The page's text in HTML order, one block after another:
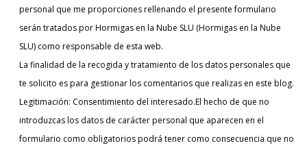
personal que me proporciones rellenando el presente formulario
serán tratados por Hormigas en la Nube SLU (Hormigas en la Nube
SLU) como responsable de esta web.
La finalidad de la recogida y tratamiento de los datos personales que
te solicito es para gestionar los comentarios que realizas en este blog.
Legitimación: Consentimiento del interesado.El hecho de que no
introduzcas los datos de carácter personal que aparecen en el
formulario como obligatorios podrá tener como consecuencia que no